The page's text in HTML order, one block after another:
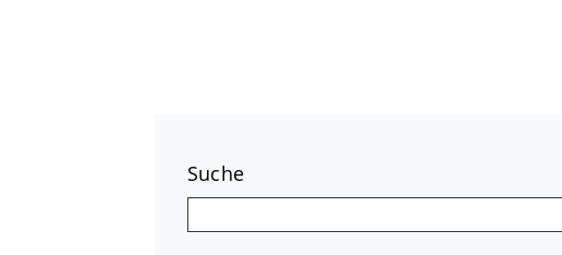
Suche